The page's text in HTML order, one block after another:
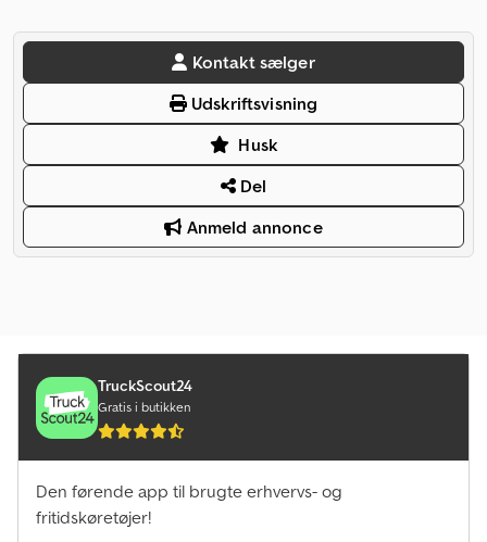
Kontakt sælger
Udskriftsvisning
Husk
Del
Anmeld annonce
TruckScout24
Gratis i butikken
Den førende app til brugte erhvervs- og
fritidskøretøjer!